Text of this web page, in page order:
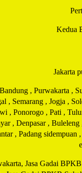
Kedua
Jakarta
, Purwakarta ,
, Semarang , Jogja ,
, Ponorogo , Pati ,
, Denpasar ,
, Padang
Jasa Gadai